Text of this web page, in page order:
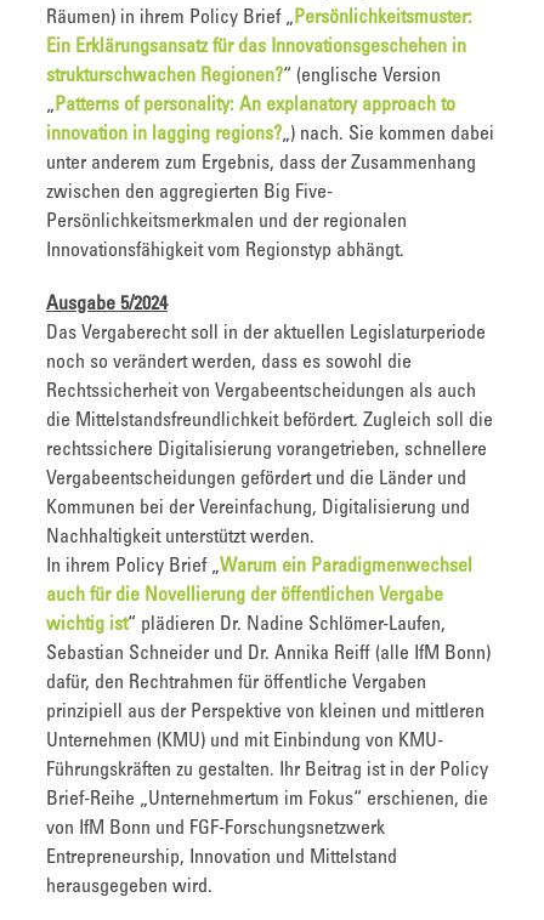
Räumen) in ihrem Policy Brief „ Persönlichkeitsmuster:
Ein Erklärungsansatz für das Innovationsgeschehen in
strukturschwachen Regionen?“ (englische Version
„ Patterns of personality: An explanatory approach to
innovation in lagging regions?„) nach. Sie kommen dabei
unter anderem zum Ergebnis, dass der Zusammenhang
zwischen den aggregierten Big Five-
Persönlichkeitsmerkmalen und der regionalen
Innovationsfähigkeit vom Regionstyp abhängt.
Ausgabe 5/2024
Das Vergaberecht soll in der aktuellen Legislaturperiode
noch so verändert werden, dass es sowohl die
Rechtssicherheit von Vergabeentscheidungen als auch
die Mittelstandsfreundlichkeit befördert. Zugleich soll die
rechtssichere Digitalisierung vorangetrieben, schnellere
Vergabeentscheidungen gefördert und die Länder und
Kommunen bei der Vereinfachung, Digitalisierung und
Nachhaltigkeit unterstützt werden.
In ihrem Policy Brief „Warum ein Paradigmenwechsel
auch für die Novellierung der öffentlichen Vergabe
wichtig ist“ plädieren Dr. Nadine Schlömer-Laufen,
Sebastian Schneider und Dr. Annika Reiff (alle IfM Bonn)
dafür, den Rechtrahmen für öffentliche Vergaben
prinzipiell aus der Perspektive von kleinen und mittleren
Unternehmen (KMU) und mit Einbindung von KMU-
Führungskräften zu gestalten. Ihr Beitrag ist in der Policy
Brief-Reihe „Unternehmertum im Fokus“ erschienen, die
von IfM Bonn und FGF-Forschungsnetzwerk
Entrepreneurship, Innovation und Mittelstand
herausgegeben wird.